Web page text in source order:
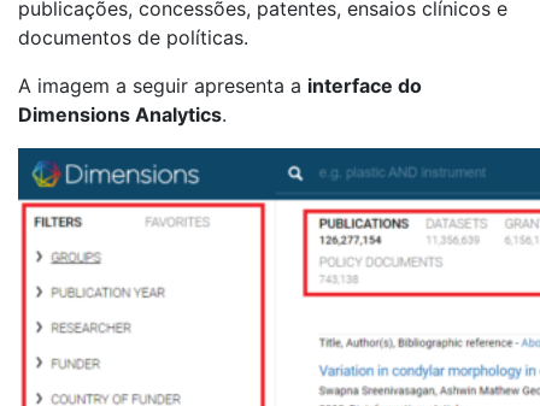
publicações, concessões, patentes, ensaios clínicos e
documentos de políticas.
A imagem a seguir apresenta a interface do
Dimensions Analytics.